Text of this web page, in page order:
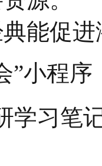
能促
”小程序
学习笔